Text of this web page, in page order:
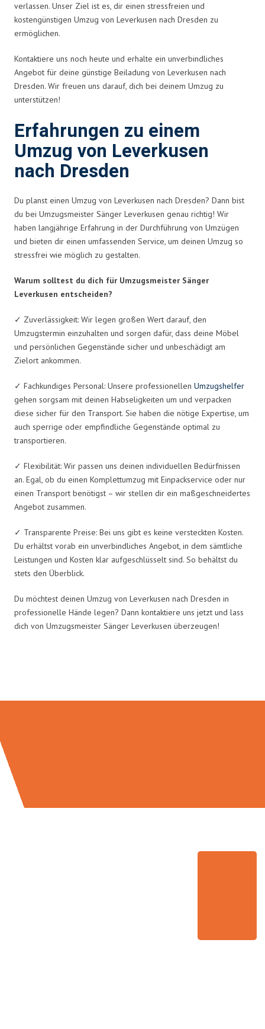
verlassen. Unser Ziel ist es, dir einen stressfreien und
kostengünstigen Umzug von Leverkusen nach Dresden zu
ermöglichen.
Kontaktiere uns noch heute und erhalte ein unverbindliches
Angebot für deine günstige Beiladung von Leverkusen nach
Dresden. Wir freuen uns darauf, dich bei deinem Umzug zu
unterstützen!
Erfahrungen zu einem
Umzug von Leverkusen
nach Dresden
Du planst einen Umzug von Leverkusen nach Dresden? Dann bist
du bei Umzugsmeister Sänger Leverkusen genau richtig! Wir
haben langjährige Erfahrung in der Durchführung von Umzügen
und bieten dir einen umfassenden Service, um deinen Umzug so
stressfrei wie möglich zu gestalten.
Warum solltest du dich für Umzugsmeister Sänger
Leverkusen entscheiden?
✓ Zuverlässigkeit: Wir legen großen Wert darauf, den
Umzugstermin einzuhalten und sorgen dafür, dass deine Möbel
und persönlichen Gegenstände sicher und unbeschädigt am
Zielort ankommen.
✓ Fachkundiges Personal: Unsere professionellen Umzugshelfer
gehen sorgsam mit deinen Habseligkeiten um und verpacken
diese sicher für den Transport. Sie haben die nötige Expertise, um
auch sperrige oder empfindliche Gegenstände optimal zu
transportieren.
✓ Flexibilität: Wir passen uns deinen individuellen Bedürfnissen
an. Egal, ob du einen Komplettumzug mit Einpackservice oder nur
einen Transport benötigst – wir stellen dir ein maßgeschneidertes
Angebot zusammen.
✓ Transparente Preise: Bei uns gibt es keine versteckten Kosten.
Du erhältst vorab ein unverbindliches Angebot, in dem sämtliche
Leistungen und Kosten klar aufgeschlüsselt sind. So behältst du
stets den Überblick.
Du möchtest deinen Umzug von Leverkusen nach Dresden in
professionelle Hände legen? Dann kontaktiere uns jetzt und lass
dich von Umzugsmeister Sänger Leverkusen überzeugen!